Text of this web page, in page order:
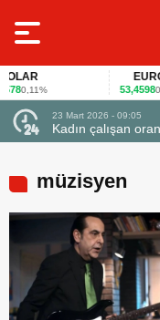
0,11%
EURO
53,4598
23 Mart 2026 - 09:05
Kadın çalışan
müzisyen